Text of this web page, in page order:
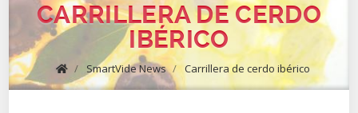
CARRILLERA DE CERDO
IBÉRICO
/ SmartVide News / Carrillera de cerdo ibérico